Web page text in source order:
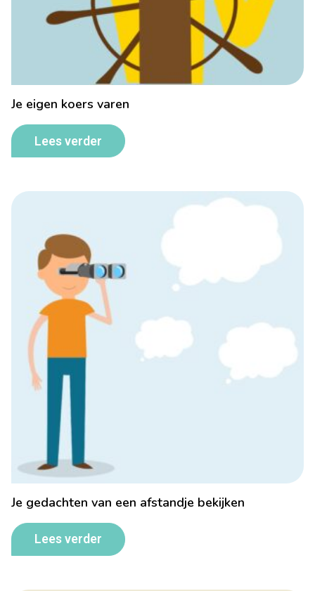
Je eigen koers varen
Lees verder
Je gedachten van een afstandje bekijken
Lees verder